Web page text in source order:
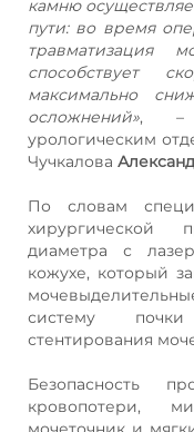
камню
пути: во время
травматизация
способствует
максимально
осложнений», –
урологическим
Чучкалова
По словам
хирургической
диаметра с
кожухе, который
систему
стентирования
Безопасность
кровопотери,